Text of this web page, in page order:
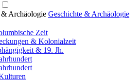
& Archäologie Geschichte & Archäologie
Zeit
& Kolonialzeit
& 19. Jh.